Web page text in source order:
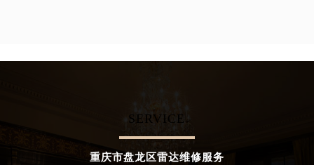
SERVICE
重庆市盘龙区雷达维修服务